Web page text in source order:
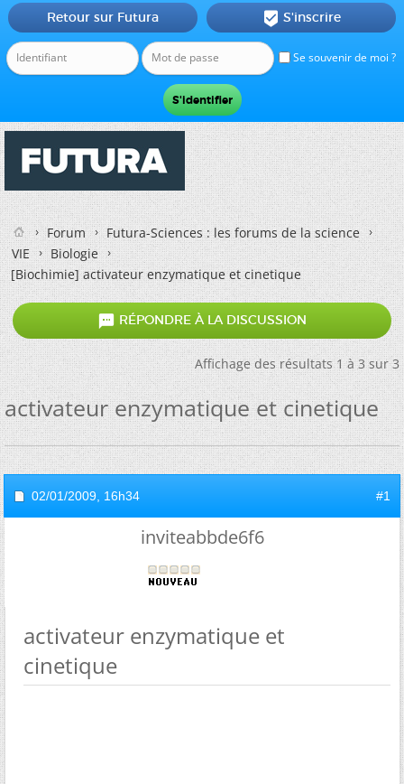
Se souvenir de moi ?
Retour sur Futura  S'inscrire
Forum
Futura-Sciences : les forums de la science
VIE
Biologie
[Biochimie]activateur enzymatique et cinetique
 RÉPONDRE À LA DISCUSSION
Affichage des résultats 1 à 3 sur 3
activateur enzymatique et cinetique
02/01/2009, 16h34 #1
inviteabbde6f6
activateur enzymatique et
cinetique